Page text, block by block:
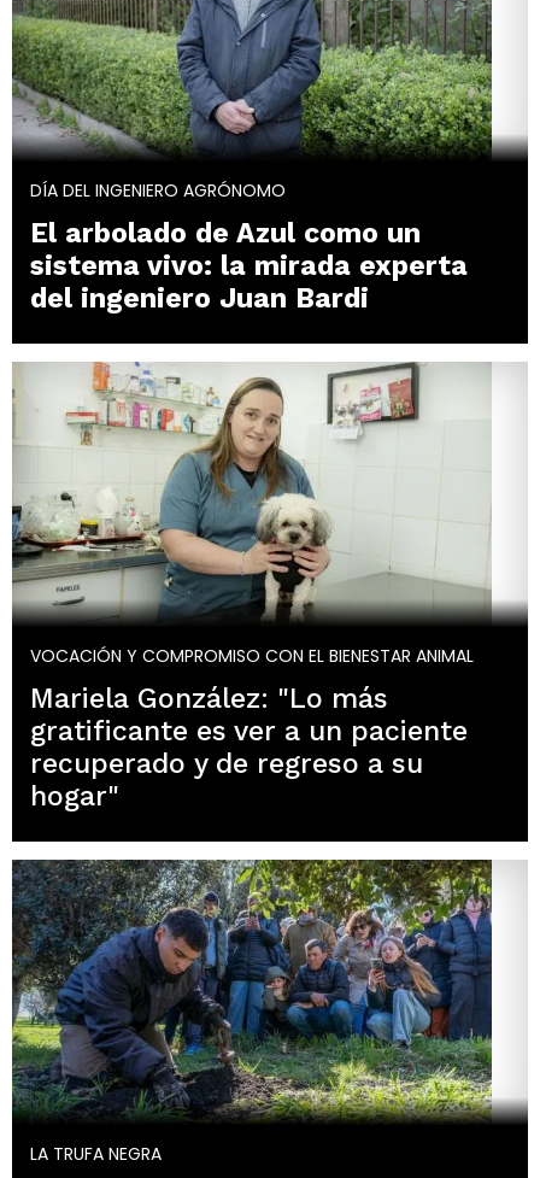
DÍA DEL INGENIERO AGRÓNOMO
El arbolado de Azul como un
sistema vivo: la mirada experta
del ingeniero Juan Bardi
VOCACIÓN Y COMPROMISO CON EL BIENESTAR ANIMAL
Mariela González: "Lo más
gratificante es ver a un paciente
recuperado y de regreso a su
hogar"
LA TRUFA NEGRA